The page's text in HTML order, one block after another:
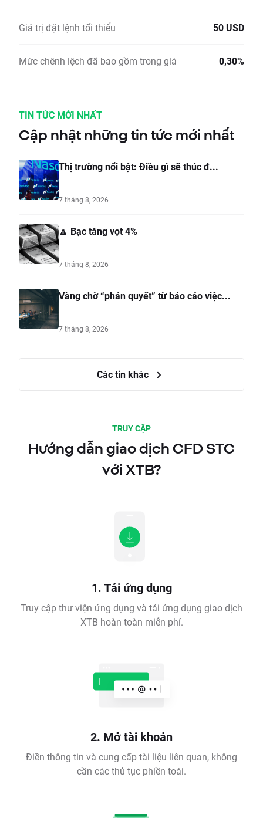
Giá trị đặt lệnh tối thiểu 50 USD
Mức chênh lệch đã bao gồm trong giá 0,30%
TIN TỨC MỚI NHẤT
Cập nhật những tin tức mới nhất
Thị trường nổi bật: Điều gì sẽ thúc đ...
7 tháng 8, 2026
🔼 Bạc tăng vọt 4%
7 tháng 8, 2026
Vàng chờ “phán quyết” từ báo cáo việc...
7 tháng 8, 2026
Các tin khác
TRUY CẬP
Hướng dẫn giao dịch CFD STC
với XTB?
1. Tải ứng dụng
Truy cập thư viện ứng dụng và tải ứng dụng giao dịch
XTB hoàn toàn miễn phí.
2. Mở tài khoản
Điền thông tin và cung cấp tài liệu liên quan, không
cần các thủ tục phiền toái.